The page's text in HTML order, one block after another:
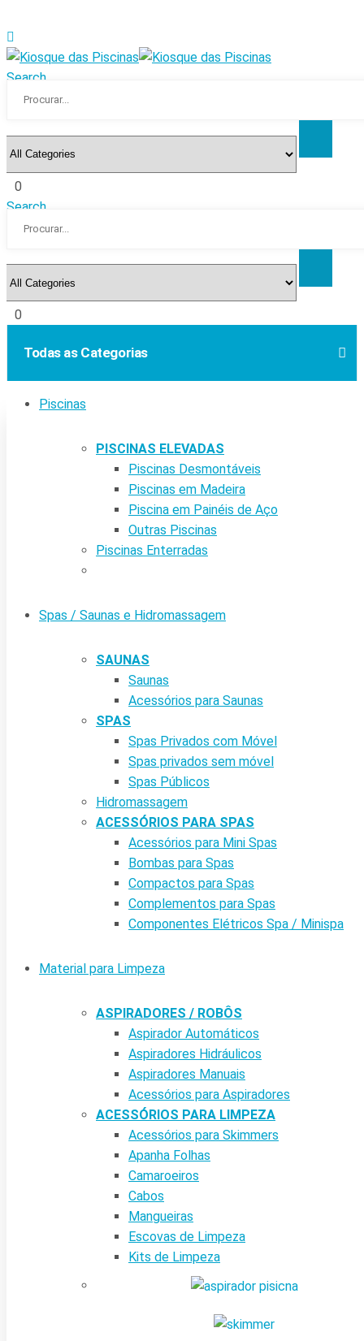
Search
0
Search
0
Todas as Categorias
Piscinas
PISCINAS ELEVADAS
Piscinas Desmontáveis
Piscinas em Madeira
Piscina em Painéis de Aço
Outras Piscinas
Piscinas Enterradas
Spas / Saunas e Hidromassagem
SAUNAS
Saunas
Acessórios para Saunas
SPAS
Spas Privados com Móvel
Spas privados sem móvel
Spas Públicos
Hidromassagem
ACESSÓRIOS PARA SPAS
Acessórios para Mini Spas
Bombas para Spas
Compactos para Spas
Complementos para Spas
Componentes Elétricos Spa / Minispa
Material para Limpeza
ASPIRADORES / ROBÔS
Aspirador Automáticos
Aspiradores Hidráulicos
Aspiradores Manuais
Acessórios para Aspiradores
ACESSÓRIOS PARA LIMPEZA
Acessórios para Skimmers
Apanha Folhas
Camaroeiros
Cabos
Mangueiras
Escovas de Limpeza
Kits de Limpeza